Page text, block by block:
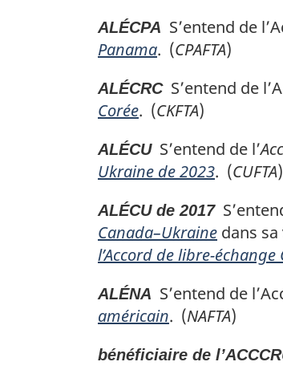
ALÉCPA S’entend de
Panama. (CPAFTA)
ALÉCRCS’entend de
Corée. (CKFTA)
ALÉCUS’entend de l’
Ukraine de 2023. (CUFTA)
ALÉCU de 2017
Canada–Ukraine dans
l’Accord de libre-
ALÉNA S’entend de
américain. (NAFTA)
bénéficiaire de